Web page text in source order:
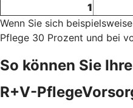
1
Wenn Sie sich
Pflege 30 Prozent und bei
So können Sie
R+V-